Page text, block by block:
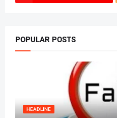
POPULAR POSTS
HEADLINE